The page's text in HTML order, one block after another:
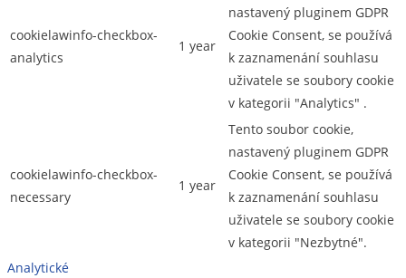
cookielawinfo-checkbox-
analytics
1 year
nastavený pluginem GDPR
Cookie Consent, se používá
k zaznamenání souhlasu
uživatele se soubory cookie
v kategorii "Analytics" .
cookielawinfo-checkbox-
necessary
1 year
Tento soubor cookie,
nastavený pluginem GDPR
Cookie Consent, se používá
k zaznamenání souhlasu
uživatele se soubory cookie
v kategorii "Nezbytné".
Analytické